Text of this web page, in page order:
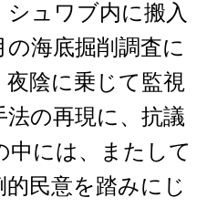
ュワブ内に搬入
海底掘削調査に
陰に乗じて監視
の再現に、抗議
中には、またして
民意を踏みにじ